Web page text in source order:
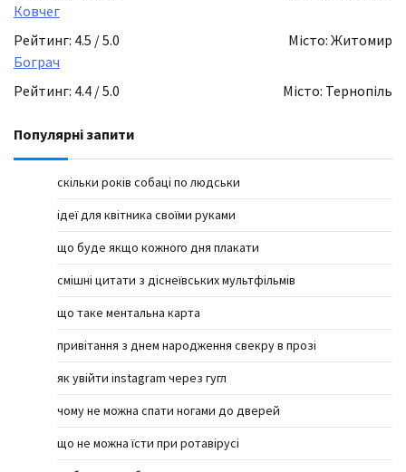
Ковчег
Рейтинг: 4.5 / 5.0
Місто: Житомир
Бограч
Рейтинг: 4.4 / 5.0
Місто: Тернопіль
Популярні запити
скільки років собаці по людськи
ідеї для квітника своїми руками
що буде якщо кожного дня плакати
смішні цитати з діснеївських мультфільмів
що таке ментальна карта
привітання з днем народження свекру в прозі
як увійти instagram через гугл
чому не можна спати ногами до дверей
що не можна їсти при ротавірусі